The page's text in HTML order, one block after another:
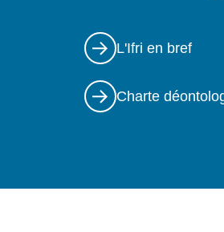
L'Ifri en bref
Charte